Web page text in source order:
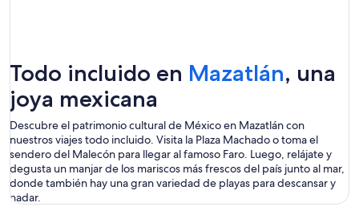
Todo incluido en MazatlánSe
en
una
nueva
, una
joya mexicana
Descubre el patrimonio cultural de México en Mazatlán con
nuestrosviajes todo incluido . Visita la Plaza Machado o toma el
sendero del Malecón para llegar al famoso Faro. Luego, relájate y
degusta un manjar de los mariscos más frescos del país junto al mar,
donde también hay una gran variedad de playas paradescansary
nadar.